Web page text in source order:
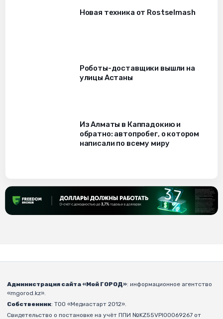
Новая техника от Rostselmash
Роботы-доставщики вышли на
улицы Астаны
Из Алматы в Каппадокию и
обратно: автопробег, о котором
написали по всему миру
Администрация сайта «Мой ГОРОД»: информационное агентство
«mgorod.kz».
Собственник: ТОО «Медиастарт 2012».
Свидетельство о постановке на учёт ППИ №KZ55VPI00069267 от